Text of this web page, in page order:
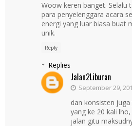
Woow keren banget. Selalu
para penyelenggara acara
energi yang luar biasa buat
unik.
Reply
Replies
Jalan2Liburan
September 29,
dan konsisten
yang ke 20 kali
jalan gitu